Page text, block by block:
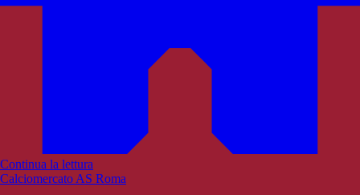
Continua la lettura
Calciomercato AS Roma